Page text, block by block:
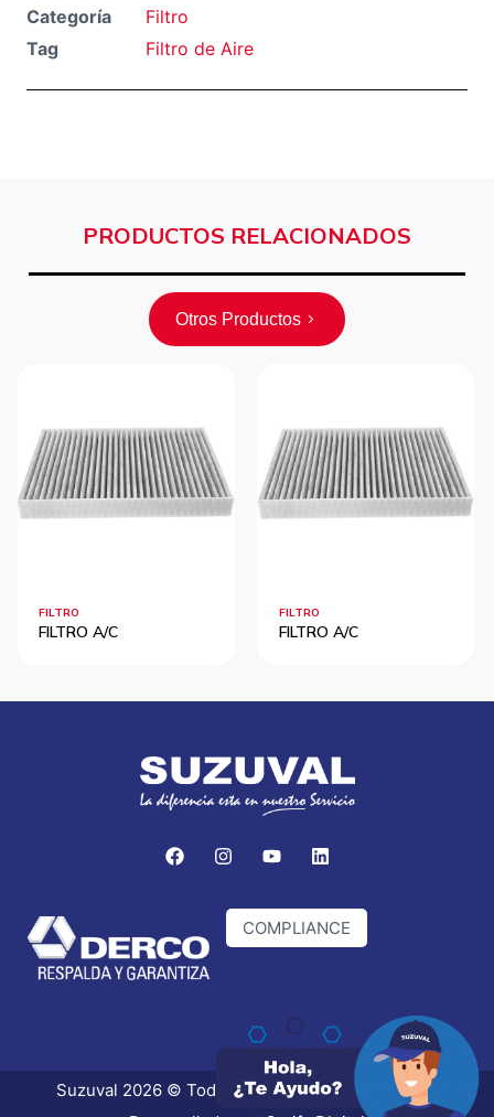
Categoría
Filtro
Tag
Filtro de Aire
PRODUCTOS RELACIONADOS
Otros Productos
FILTRO
FILTRO A/C
FILTRO
FILTRO A/C
COMPLIANCE
Suzuval 2026 © Todos los derechos reservados.